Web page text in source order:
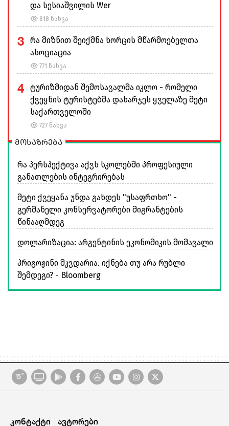
და სესიაშვილის Wer
818 ნახვა
3
რა მიზნით შეიქმნა ხორცის მწარმოებელთა
ასოციაცია
771 ნახვა
4
ტურიზმიდან შემოსავალმა იკლო - რომელი
ქვეყნის ტურისტებმა დახარჯეს ყველაზე მეტი
საქართველოში
727 ნახვა
მოსაზრება
რა პერსპექტივა აქვს სკოლებში პროფესიული
განათლების ინტეგრირებას
მეტი ქვეყანა უნდა გახდეს "უსაფრთხო" -
გერმანელი კონსერვატორები მიგრანტების
წინააღმდეგ
დოლარიზაცია: არგენტინის ეკონომიკის მომავალი
პრიგოჟინი მკვდარია. იქნება თუ არა რუბლი
შემდეგი? - Bloomberg
15+
კონტაქტი ავტორები